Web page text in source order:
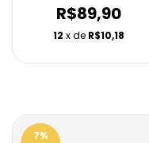
R$89,90
12 x de R$10,18
7%